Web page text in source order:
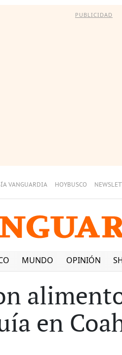
PUBLICIDAD
VANGUARDIA HOYBUSCO
MUNDO OPINIÓN
en